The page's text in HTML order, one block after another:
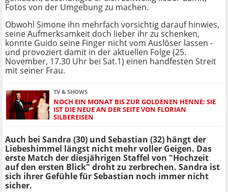
Fotos von der Umgebung zu machen.
Obwohl Simone ihn mehrfach vorsichtig darauf hinwies,
seine Aufmerksamkeit doch lieber ihr zu schenken,
konnte Guido seine Finger nicht vom Auslöser lassen -
und provoziert damit in der aktuellen Folge (25.
November, 17.30 Uhr bei Sat.1) einen handfesten Streit
mit seiner Frau.
TV & SHOWS
NOCH EIN MONAT BIS ZUR GOLDENEN HENNE: SIE
IST DIE NEUE AN DER SEITE VON FLORIAN
SILBEREISEN
Auch bei Sandra (30) und Sebastian (32) hängt der
Liebeshimmel längst nicht mehr voller Geigen. Das
erste Match der diesjährigen Staffel von "Hochzeit
auf den ersten Blick" droht zu zerbrechen. Sandra ist
sich ihrer Gefühle für Sebastian noch immer nicht
sicher.